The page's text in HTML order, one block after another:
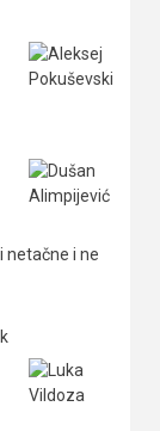
netačne i ne